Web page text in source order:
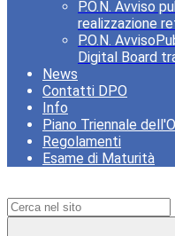
P.O.N. Avviso
realizzazione
P.O.N.
Digital Board
News
Contatti DPO
Info
Piano Triennale
Regolamenti
Esame di Maturità